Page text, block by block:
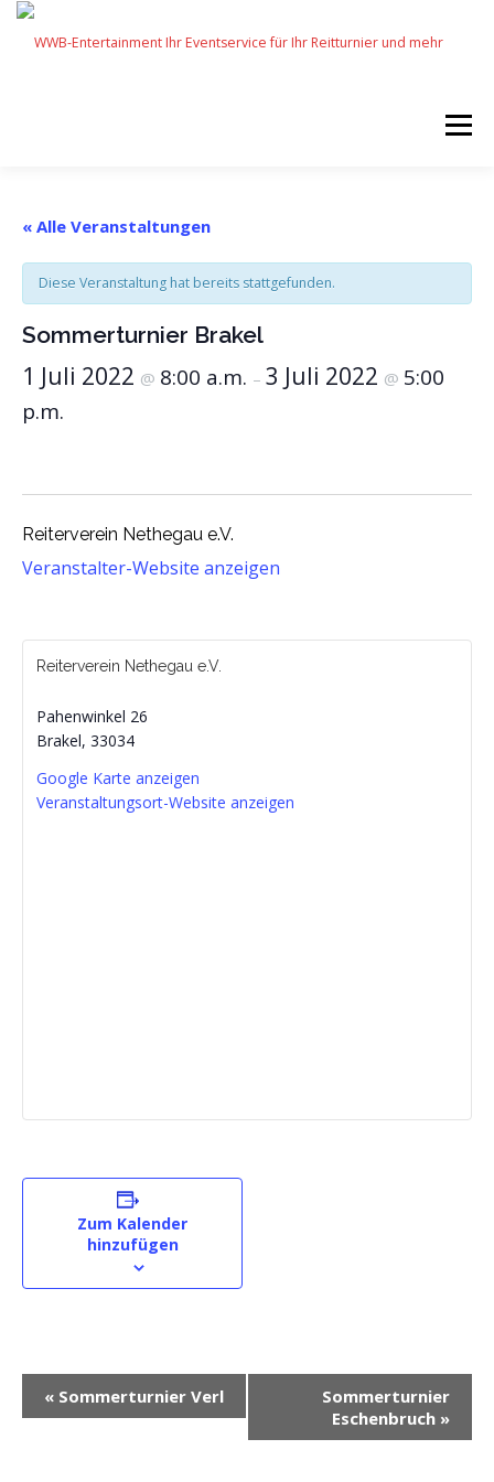
Zum
springen
Menü
UNSERE PARTNER IMPRESSUM
« Alle Veranstaltungen
Diese Veranstaltung hat bereits stattgefunden.
Sommerturnier Brakel
1 Juli 2022 @ 8:00 a.m. – 3 Juli 2022 @ 5:00
p.m.
Reiterverein Nethegau e.V.
Veranstalter-Website anzeigen
Reiterverein Nethegau e.V.
Pahenwinkel 26
Brakel, 33034
Google Karte anzeigen
Veranstaltungsort-Website anzeigen
Zum Kalender
hinzufügen
r
« Sommerturnier Verl
Sommerturnier
Eschenbruch »